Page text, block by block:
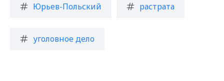
Юрьев-Польский растрата
уголовное дело